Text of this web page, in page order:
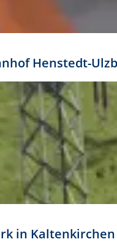
Henstedt-
in Kaltenkirchen